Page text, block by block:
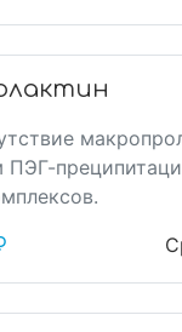
ПЭГ-